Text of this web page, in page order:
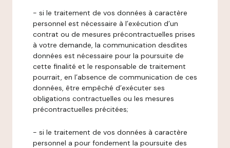
- si le traitement de vos données à caractère
personnel est nécessaire à l’exécution d’un
contrat ou de mesures précontractuelles prises
à votre demande, la communication desdites
données est nécessaire pour la poursuite de
cette finalité et le responsable de traitement
pourrait, en l’absence de communication de ces
données, être empêché d’exécuter ses
obligations contractuelles ou les mesures
précontractuelles précitées;
- si le traitement de vos données à caractère
personnel a pour fondement la poursuite des